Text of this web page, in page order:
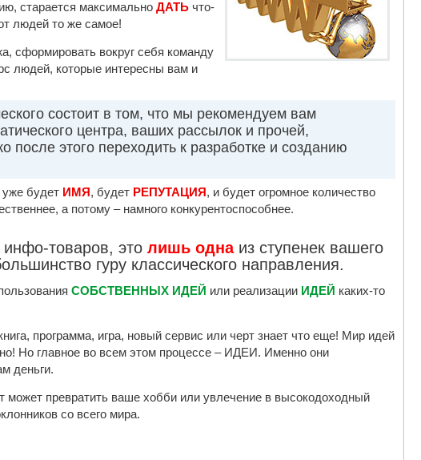
старается максимально ДАТЬ что-
людей то же самое!
сформировать вокруг себя команду
людей, которые интересны вам и
состоит в том, что мы рекомендуем вам
центра, ваших рассылок и прочей,
этого переходить к разработке и созданию
уже будет ИМЯ , будет РЕПУТАЦИЯ , и будет огромное количество
а потому – намного конкурентоспособнее.
товаров, это лишь однаиз ступенек вашего
гуру классического направления.
СОБСТВЕННЫХ ИДЕЙ или реализации ИДЕЙ каких-то
программа, игра, новый сервис или черт знает что еще! Мир идей
Но главное во всем этом процессе – ИДЕИ. Именно они
деньги.
может превратить ваше хобби или увлечение в высокодоходный
со всего мира.